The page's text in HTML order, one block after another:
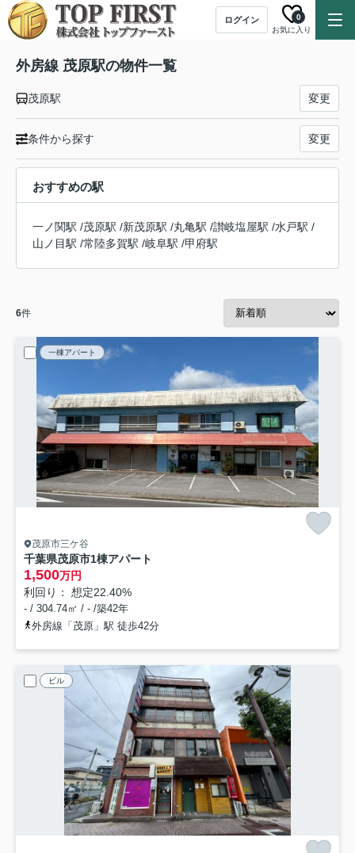
ログイン
お気に入り
0
外房線 茂原駅の物件一覧
茂原駅 変更
条件から探す 変更
おすすめの駅
一ノ関駅 /茂原駅 /新茂原駅 /丸亀駅 /讃岐塩屋駅 /水戸駅 /
山ノ目駅 /常陸多賀駅 /岐阜駅 /甲府駅
6件
一棟アパート
茂原市三ケ谷
千葉県茂原市1棟アパート
1,500万円
利回り： 想定22.40%
- / 304.74㎡ / - /築42年
外房線「茂原」駅 徒歩42分
ビル